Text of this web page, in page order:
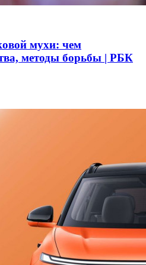
мухи: чем
методы борьбы | РБК